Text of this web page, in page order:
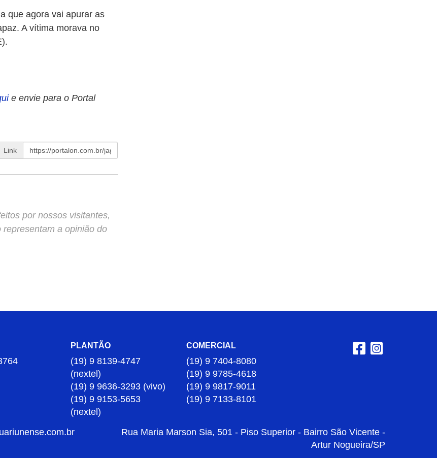
que agora vai apurar as
A vítima morava no
e envie para o Portal
Link
por nossos visitantes,
a opinião do
PLANTÃO
(19) 9 8139-4747
(nextel)
(19) 9 9636-3293 (vivo)
(19) 9 9153-5653
(nextel)
COMERCIAL
(19) 9 7404-8080
(19) 9 9785-4618
(19) 9 9817-9011
(19) 9 7133-8101
Rua Maria Marson Sia, 501 - Piso Superior - Bairro São Vicente -
Artur Nogueira/SP